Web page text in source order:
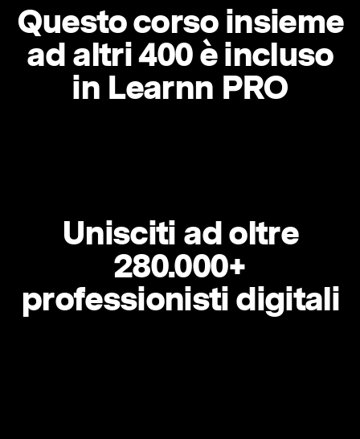
Questo corso insieme
ad altri 400 è incluso
in Learnn PRO
Unisciti ad oltre
280.000+
professionisti digitali